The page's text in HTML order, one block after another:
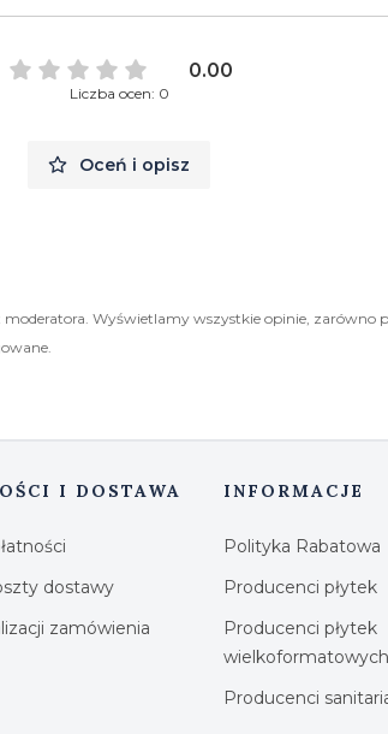
0.00
Liczba ocen: 0
Oceń i opisz
Wyświetlamy wszystkie opinie,
I DOSTAWA
dostawy
zamówienia
INFORMACJE
Polityka Rabatowa
Producenci płytek
Producenci płytek
Producenci